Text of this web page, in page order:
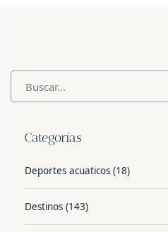
Categorías
Deportes acuaticos (18)
Destinos (143)